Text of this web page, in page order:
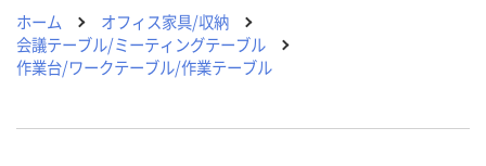
ホーム
オフィス家具/収納
会議テーブル/ミーティングテーブル
作業台/ワークテーブル/作業テーブル